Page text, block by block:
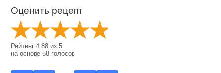
Оценить рецепт
Рейтинг4.88 из5
на основе58 голосов